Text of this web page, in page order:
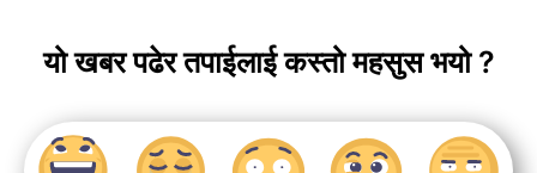
यो खबर पढेर तपाईलाई कस्तो महसुस भयो ?